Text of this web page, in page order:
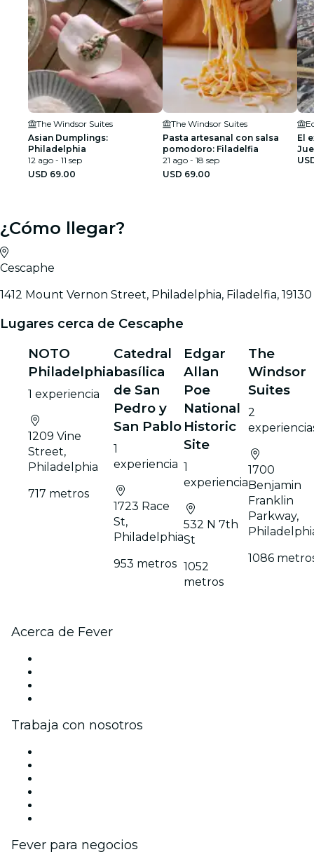
The Windsor Suites
Asian Dumplings:
Philadelphia
12 ago - 11 sep
USD 69.00
The Windsor Suites
Pasta artesanal con salsa
pomodoro: Filadelfia
21 ago - 18 sep
USD 69.00
El
¿Cómo llegar?
Cescaphe
1412 Mount Vernon Street, Philadelphia, Filadelfia, 19130
Lugares cerca de Cescaphe
NOTO
Philadelphia
1 experiencia
1209 Vine
Street,
Philadelphia
717 metros
Catedral
basílica
de San
Pedro y
San Pablo
1
experiencia
1723 Race
St,
Philadelphia
953 metros
Edgar
Allan
Pоe
National
Historic
Site
1
experiencia
532 N 7th
St
1052
metros
The
Windsor
Suites
2
1700
Benjamin
Franklin
Parkway,
1086
Acerca de Fever
Trabaja con nosotros
Fever para negocios